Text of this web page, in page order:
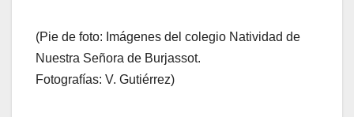
(Pie de foto: Imágenes del colegio Natividad de
Nuestra Señora de Burjassot.
Fotografías: V. Gutiérrez)